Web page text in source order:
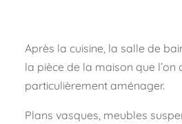
Après la cuisine, la salle de
la pièce de la maison que l’on
particulièrement aménager.
Plans vasques, meubles